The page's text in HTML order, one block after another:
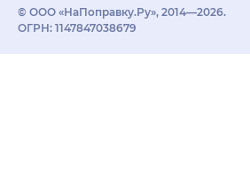
© ООО «НаПоправку.Ру», 2014—2026.
ОГРН: 1147847038679